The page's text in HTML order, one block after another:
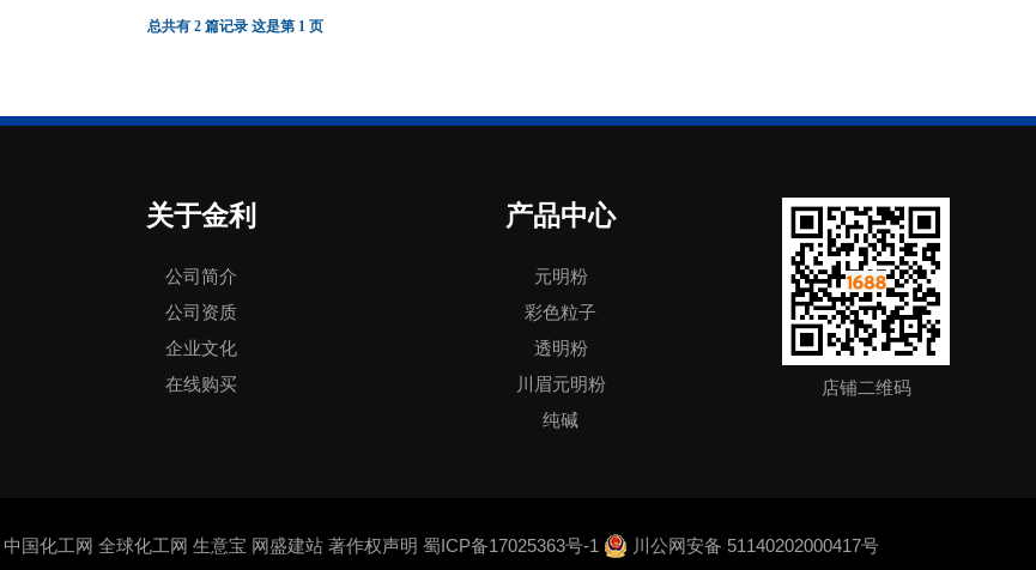
总共有 2 篇记录 这是第 1 页
关于金利
公司简介
公司资质
企业文化
在线购买
产品中心
元明粉
彩色粒子
透明粉
川眉元明粉
纯碱
店铺二维码
中国化工网 全球化工网 生意宝 网盛建站 著作权声明 蜀ICP备17025363号-1 川公网安备 51140202000417号